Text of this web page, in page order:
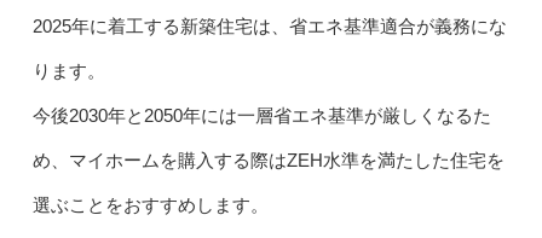
2025年に着工する新築住宅は、省エネ基準適合が義務にな
ります。
今後2030年と2050年には一層省エネ基準が厳しくなるた
め、マイホームを購入する際はZEH水準を満たした住宅を
選ぶことをおすすめします。